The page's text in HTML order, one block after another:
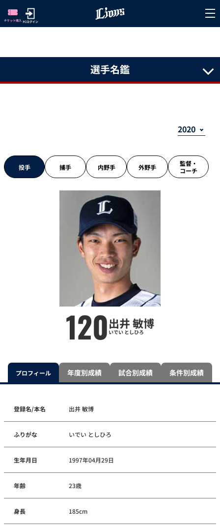
選手名鑑
投手 捕手 内野手 外野手
監督・
コーチ
120出井 敏博
いでい としひろ
プロフィール 年度別成績 試合別成績 条件別成績
登録名/本名 出井 敏博
ふりがな いでい としひろ
生年月日 1997年04月29日
年齢 23歳
身長 185cm